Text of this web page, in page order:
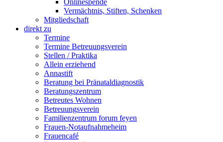
Onlinespende
Vermächtnis, Stiften, Schenken
Mitgliedschaft
direkt zu
Termine
Termine Betreuungsverein
Stellen / Praktika
Allein erziehend
Annastift
Beratung bei Pränataldiagnostik
Beratungszentrum
Betreutes Wohnen
Betreuungsverein
Familienzentrum forum feyen
Frauen-Notaufnahmeheim
Frauencafé